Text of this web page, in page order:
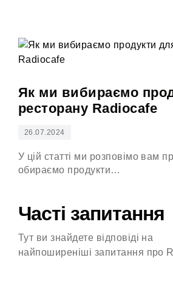
Як ми вибираємо
ресторану Radiocafe
26.07.2024
У цій статті ми розповімо вам
обираємо продукти…
Часті запитання
Тут ви знайдете відповіді на
найпоширеніші запитання про